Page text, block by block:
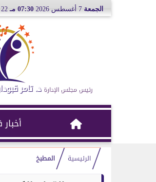
الجمعة 07:30 مـ 22 صفر 1448
رئيس مجلس الإدارة د. تامر
الرئيسية المطبخ